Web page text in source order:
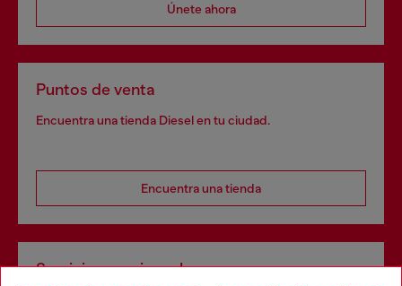
Únete ahora
Puntos de venta
Encuentra una tienda Diesel en tu ciudad.
Encuentra una tienda
Servicios omnicanal